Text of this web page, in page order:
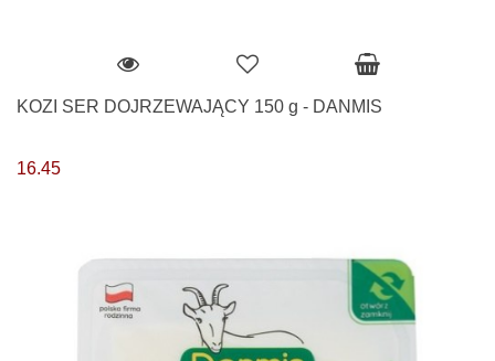
KOZI SER DOJRZEWAJĄCY 150 g - DANMIS
16.45